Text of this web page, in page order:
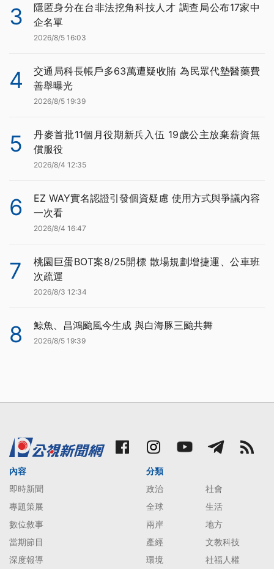
3
隱匿身分在台非法挖角科技人才 調查局公布17家中
企名單
2026/8/5 16:03
4
交通局科長帳戶多63萬遭疑收賄 為民眾代墊醫藥費
善舉曝光
2026/8/5 19:39
5
丹麥首批11個月役期新兵入伍 19歲公主放棄薪資無
償服役
2026/8/4 12:35
6
EZ WAY實名認證引發個資疑慮 使用方式與爭議內容
一次看
2026/8/4 16:47
7
桃園巨蛋BOT案8/25開標 散場規劃增捷運、公車班
次疏運
2026/8/3 12:34
8 鯨魚、昌鴻颱風今生成 與白海豚三颱共舞
2026/8/5 19:39
內容
即時新聞
專題策展
數位敘事
當期節目
深度報導
分類
政治
社會
全球
生活
兩岸
地方
產經
文教科技
環境
社福人權